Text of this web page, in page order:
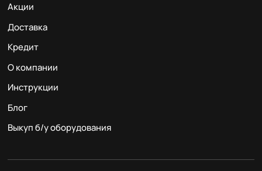
Акции
Доставка
Кредит
О компании
Инструкции
Блог
Выкуп б/у оборудования